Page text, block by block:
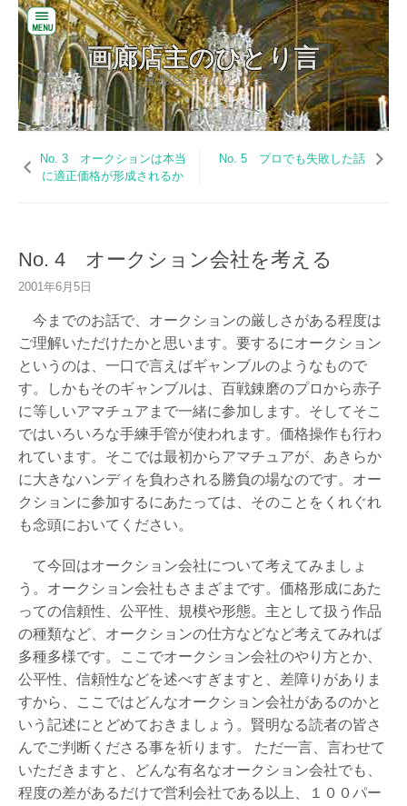
画廊店主のひとり言
画廊店主のひとり言
る
バ
ッ
い
だ
W
E
B
イ
ト
へ
絵
画
買
申
し
込
は
こ
ち
ら
No. 3 オークションは本当
に適正価格が形成されるか
No. 5 プロでも失敗した話
No. 4 オークション会社を考える
2001年6月5日
今までのお話で、オークションの厳しさがある程度は
ご理解いただけたかと思います。要するにオークション
というのは、一口で言えばギャンブルのようなもので
す。しかもそのギャンブルは、百戦錬磨のプロから赤子
に等しいアマチュアまで一緒に参加します。そしてそこ
ではいろいろな手練手管が使われます。価格操作も行わ
れています。そこでは最初からアマチュアが、あきらか
に大きなハンディを負わされる勝負の場なのです。オー
クションに参加するにあたっては、そのことをくれぐれ
も念頭においてください。
て今回はオークション会社について考えてみましょ
う。オークション会社もさまざまです。価格形成にあた
っての信頼性、公平性、規模や形態。主として扱う作品
の種類など、オークションの仕方などなど考えてみれば
多種多様です。ここでオークション会社のやり方とか、
公平性、信頼性などを述べすぎますと、差障りがありま
すから、ここではどんなオークション会社があるのかと
いう記述にとどめておきましょう。賢明なる読者の皆さ
んでご判断くださる事を祈ります。 ただ一言、言わせて
いただきますと、どんな有名なオークション会社でも、
程度の差があるだけで営利会社である以上、１００パー